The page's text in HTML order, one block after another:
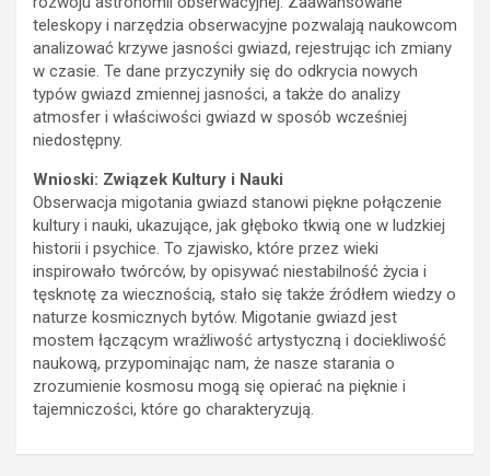
teleskopy i narzędzia obserwacyjne pozwalają naukowcom
analizować krzywe jasności gwiazd, rejestrując ich zmiany
w czasie. Te dane przyczyniły się do odkrycia nowych
typów gwiazd zmiennej jasności, a także do analizy
atmosfer i właściwości gwiazd w sposób wcześniej
niedostępny.
Wnioski: Związek Kultury i Nauki
Obserwacja migotania gwiazd stanowi piękne połączenie
kultury i nauki, ukazujące, jak głęboko tkwią one w ludzkiej
historii i psychice. To zjawisko, które przez wieki
inspirowało twórców, by opisywać niestabilność życia i
tęsknotę za wiecznością, stało się także źródłem wiedzy o
naturze kosmicznych bytów. Migotanie gwiazd jest
mostem łączącym wrażliwość artystyczną i dociekliwość
naukową, przypominając nam, że nasze starania o
zrozumienie kosmosu mogą się opierać na pięknie i
tajemniczości, które go charakteryzują.